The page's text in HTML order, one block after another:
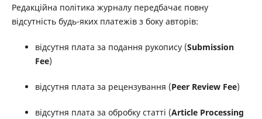
Редакційна політика журналу передбачає повну
відсутність будь-яких платежів з боку авторів:
відсутня плата за подання рукопису (Submission
Fee)
відсутня плата за рецензування (Peer Review Fee)
відсутня плата за обробку статті (Article Processing